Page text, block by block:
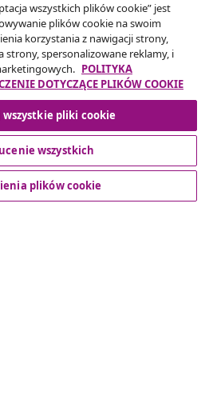
od umowy dotyczącej
od umowy
wszystkich plików cookie” jest
plików cookie na swoim
korzystania z nawigacji strony,
strony, spersonalizowane reklamy, i
POLITYKA
DOTYCZĄCE PLIKÓW COOKIE
pliki cookie
wszystkich
plików cookie